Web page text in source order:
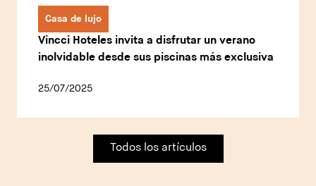
Casa de lujo
Vincci Hoteles invita a disfrutar un verano
inolvidable desde sus piscinas más exclusiva
25/07/2025
Todos los artículos